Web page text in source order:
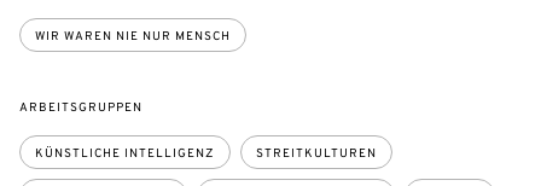
WIR WAREN NIE NUR MENSCH
ARBEITSGRUPPEN
KÜNSTLICHE INTELLIGENZ STREITKULTUREN